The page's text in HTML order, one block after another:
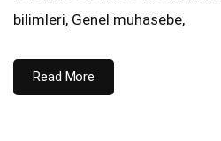
bilimleri, Genel muhasebe,
Read More